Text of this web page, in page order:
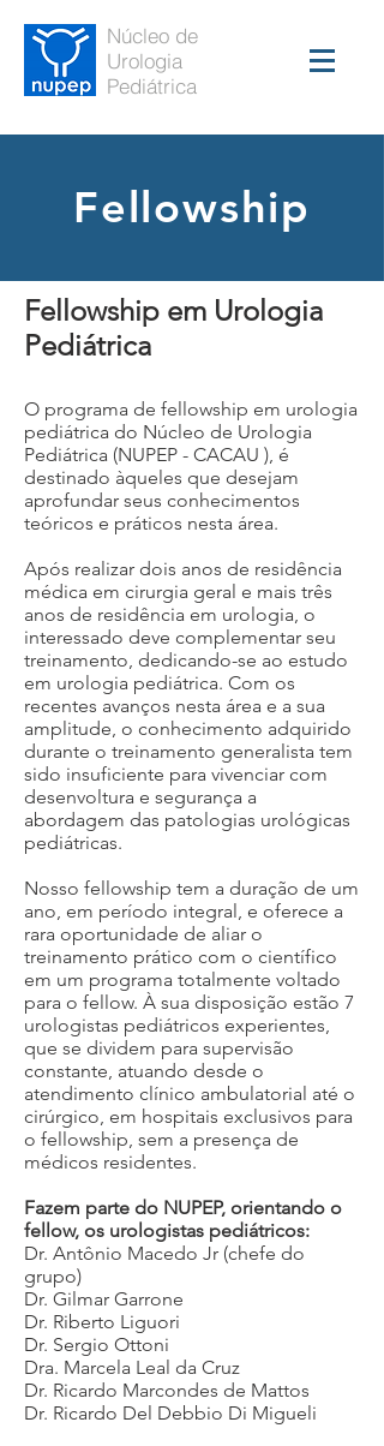
Núcleo de
Urologia
Pediátrica
Fellowship
Fellowship em Urologia
Pediátrica
O programa de fellowship em urologia
pediátrica do Núcleo de Urologia
Pediátrica (NUPEP - CACAU ), é
destinado àqueles que desejam
aprofundar seus conhecimentos
teóricos e práticos nesta área.
Após realizar dois anos de residência
médica em cirurgia geral e mais três
anos de residência em urologia, o
interessado deve complementar seu
treinamento, dedicando-se ao estudo
em urologia pediátrica. Com os
recentes avanços nesta área e a sua
amplitude, o conhecimento adquirido
durante o treinamento generalista tem
sido insuficiente para vivenciar com
desenvoltura e segurança a
abordagem das patologias urológicas
pediátricas.
Nosso fellowship tem a duração de um
ano, em período integral, e oferece a
rara oportunidade de aliar o
treinamento prático com o científico
em um programa totalmente voltado
para o fellow. À sua disposição estão 7
urologistas pediátricos experientes,
que se dividem para supervisão
constante, atuando desde o
atendimento clínico ambulatorial até o
cirúrgico, em hospitais exclusivos para
o fellowship, sem a presença de
médicos residentes.
Fazem parte do NUPEP, orientando o
fellow, os urologistas pediátricos:
Dr. Antônio Macedo Jr (chefe do
grupo)
Dr. Gilmar Garrone
Dr. Riberto Liguori
Dr. Sergio Ottoni
Dra. Marcela Leal da Cruz
Dr. Ricardo Marcondes de Mattos
Dr. Ricardo Del Debbio Di Migueli